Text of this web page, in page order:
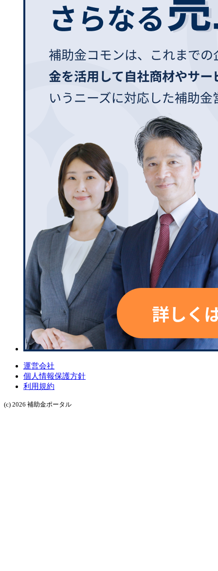
運営会社
個人情報保護方針
利用規約
(c) 2026 補助金ポータル